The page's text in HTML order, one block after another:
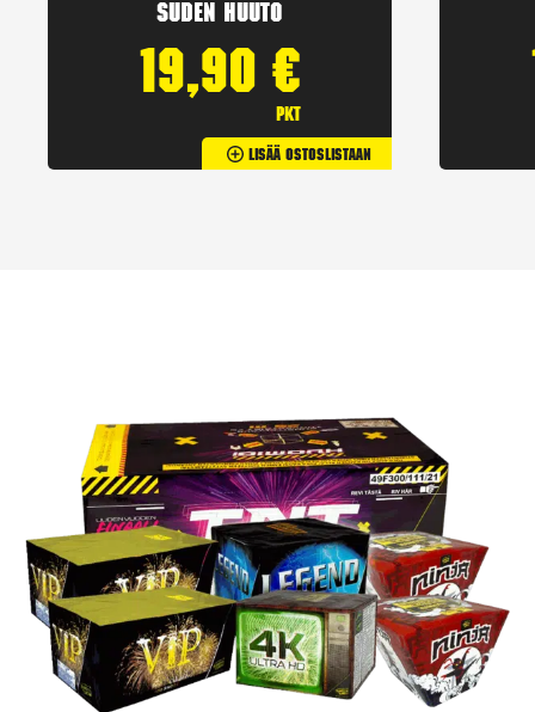
Suden huuto
19,90 €
pkt
Lisää Ostoslistaan